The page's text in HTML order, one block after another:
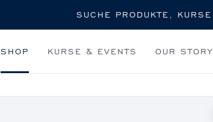
SHOP KURSE & EVENTS OUR STORY